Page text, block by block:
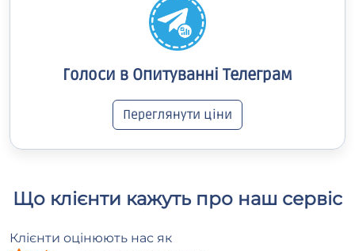
Голоси в Опитуванні Телеграм
Переглянути ціни
Що клієнти кажуть про наш сервіс
Клієнти оцінюють нас як